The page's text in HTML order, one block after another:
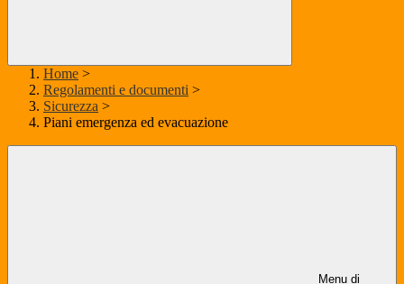
Home >
Regolamenti e documenti >
Sicurezza >
Piani emergenza ed evacuazione
Menu di